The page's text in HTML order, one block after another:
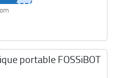
portable FOSSiBOT